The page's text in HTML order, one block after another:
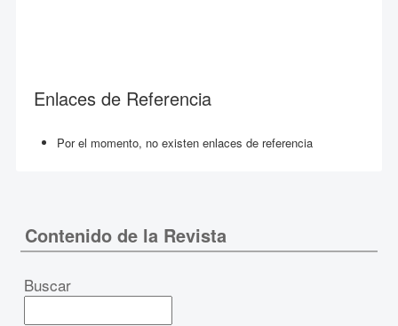
Enlaces de Referencia
Por el momento, no existen enlaces de referencia
Contenido de la Revista
Buscar